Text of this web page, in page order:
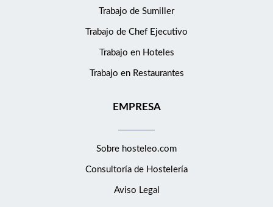
Trabajo de Sumiller
Trabajo de Chef Ejecutivo
Trabajo en Hoteles
Trabajo en Restaurantes
EMPRESA
Sobre hosteleo.com
Consultoría de Hostelería
Aviso Legal